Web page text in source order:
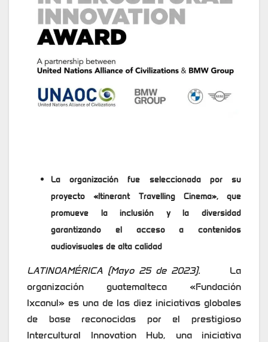
La organización fue seleccionada por su
proyecto «Itinerant Travelling Cinema», que
promueve la inclusión y la diversidad
garantizando el acceso a contenidos
audiovisuales de alta calidad
LATINOAMÉRICA (Mayo 25 de 2023). La
organización guatemalteca «Fundación
Ixcanul» es una de las diez iniciativas globales
de base reconocidas por el prestigioso
Intercultural Innovation Hub, una iniciativa